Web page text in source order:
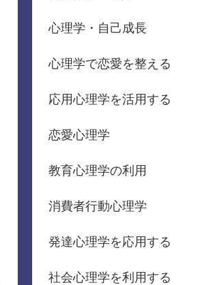
心理学・自己成長
心理学で恋愛を整える
応用心理学を活用する
恋愛心理学
教育心理学の利用
消費者行動心理学
発達心理学を応用する
社会心理学を利用する